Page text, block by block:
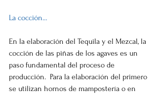
La cocción…
En la elaboración del Tequila y el Mezcal, la
cocción de las piñas de los agaves es un
paso fundamental del proceso de
producción.  Para la elaboración del primero
se utilizan hornos de mampostería o en